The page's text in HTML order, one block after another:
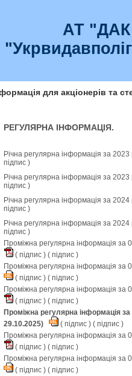
АТ "ДАК
для акціонерів та
РЕГУЛЯРНА ІНФОРМАЦІЯ.
Річна регулярна інформація за
підпис )
Річна регулярна інформація за
підпис )
Річна регулярна інформація за
підпис )
Річна регулярна інформація за
підпис )
Проміжна регулярна інформація за
( підпис ) ( підпис )
Проміжна регулярна інформація за
( підпис ) ( підпис )
Проміжна регулярна інформація за
( підпис ) ( підпис )
Проміжна регулярна інформація
29.10.2025)
( підпис ) ( підпис )
Проміжна регулярна інформація за
( підпис ) ( підпис )
Проміжна регулярна інформація за
( підпис ) ( підпис )